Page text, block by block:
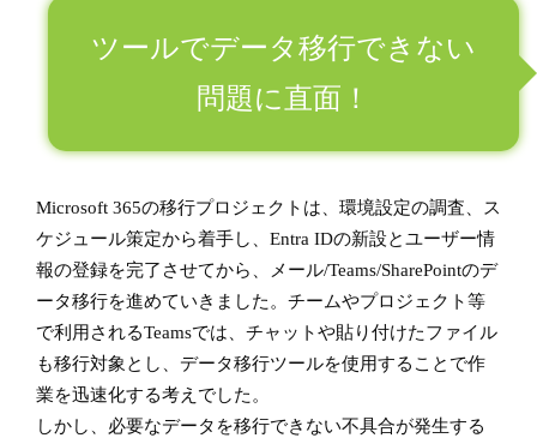
ツールでデータ移行できない
問題に直面！
Microsoft 365の移行プロジェクトは、環境設定の調査、ス
ケジュール策定から着手し、Entra IDの新設とユーザー情
報の登録を完了させてから、メール/Teams/SharePointのデ
ータ移行を進めていきました。チームやプロジェクト等
で利用されるTeamsでは、チャットや貼り付けたファイル
も移行対象とし、データ移行ツールを使用することで作
業を迅速化する考えでした。
しかし、必要なデータを移行できない不具合が発生する